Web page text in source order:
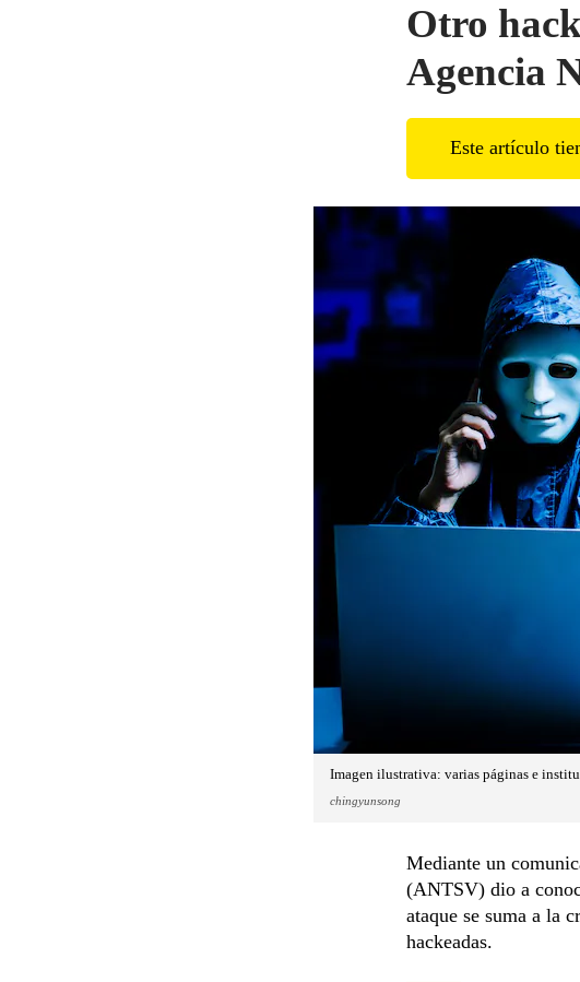
Otro
Agencia
Este artículo
Imagen ilustrativa: varias páginas e
chingyunsong
Mediante un
(ANTSV) dio a
ataque se suma a la
hackeadas.